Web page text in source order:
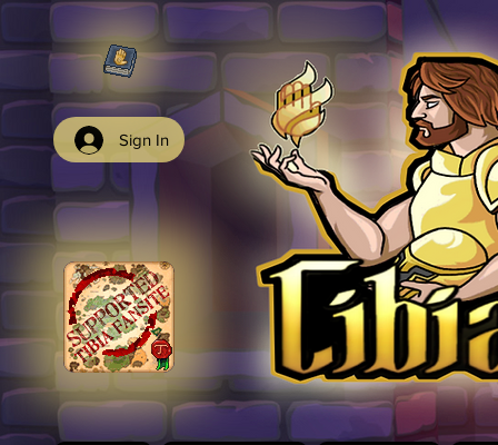
Sign In